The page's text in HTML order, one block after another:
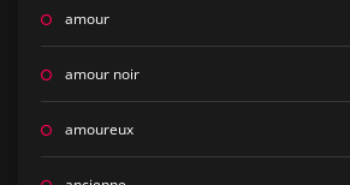
amour
amour noir
amoureux